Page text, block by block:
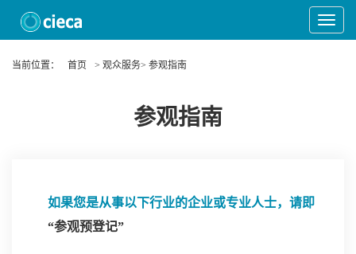
Toggle
当前位置：
首页 > 观众服务> 参观指南
参观指南
如果您是从事以下行业的企业或专业人士，请即
“参观预登记”